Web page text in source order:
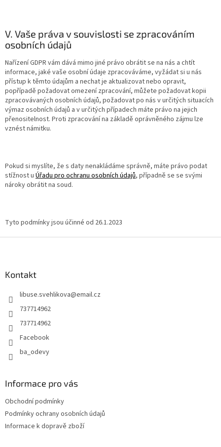
V. Vaše práva v souvislosti se zpracováním
osobních údajů
Nařízení GDPR vám dává mimo jiné právo obrátit se na nás a chtít
informace, jaké vaše osobní údaje zpracováváme, vyžádat si u nás
přístup k těmto údajům a nechat je aktualizovat nebo opravit,
popřípadě požadovat omezení zpracování, můžete požadovat kopii
zpracovávaných osobních údajů, požadovat po nás v určitých situacích
výmaz osobních údajů a v určitých případech máte právo na jejich
přenositelnost. Proti zpracování na základě oprávněného zájmu lze
vznést námitku.
Pokud si myslíte, že s daty nenakládáme správně, máte právo podat
stížnost u Úřadu pro ochranu osobních údajů, případně se se svými
nároky obrátit na soud.
Tyto podmínky jsou účinné od 26.1.2023
Kontakt
libuse.svehlikova@email.cz
737714962
737714962
Facebook
ba_odevy
Informace pro vás
Obchodní podmínky
Podmínky ochrany osobních údajů
Informace k dopravě zboží